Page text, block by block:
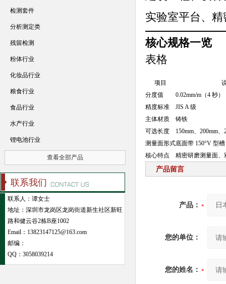
实验室平台、
核心规格一览
表格
项目
分度值
0.02mm/m（4 秒）
精度标准
JIS A 级
主体材质
铸铁
可选长度
150mm、200mm、
测量面形式底面带 150°V 型
核心特点
精密研磨测量面
产品留言
产品：
您的单位：
您的姓名：
检测套件
分析测定类
残留检测
粉体行业
化妆品行业
粮食行业
食品行业
水产行业
锂电池行业
查看全部产品
联系我们
联系人：谭女士
地址：深圳市龙岗区龙岗街道新生社区新旺
路和健云谷2栋B座1002
Email：13823147125@163.com
邮编：
QQ： 3058039214